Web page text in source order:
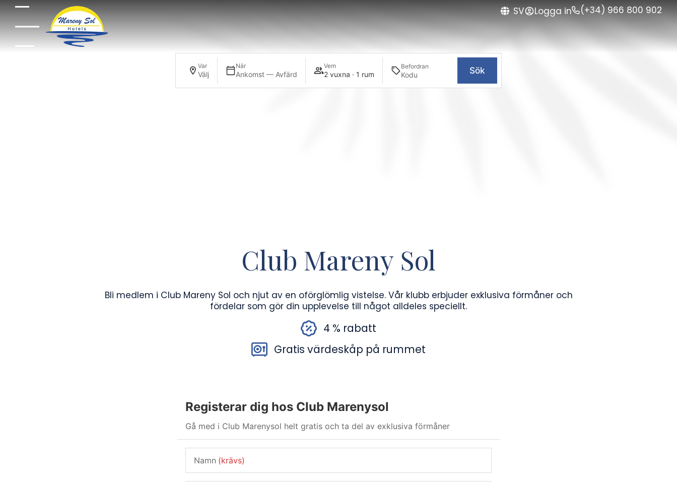
SV Logga in (+34) 966 800 902
Var
Välj
När
Ankomst — Avfärd
Vem
2 vuxna · 1 rum
Befordran Sök
Club Mareny Sol
Bli medlem i Club Mareny Sol och njut av en oförglömlig vistelse. Vår klubb erbjuder exklusiva förmåner och
fördelar som gör din upplevelse till något alldeles speciellt.
4 % rabatt
Gratis värdeskåp på rummet
Registerar dig hos Club Marenysol
Gå med i Club Marenysol helt gratis och ta del av exklusiva förmåner
Namn (krävs)